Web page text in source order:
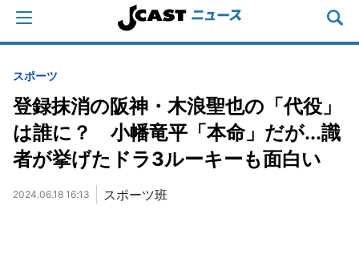
スポーツ
登録抹消の阪神・木浪聖也の「代役」
は誰に？ 小幡竜平「本命」だが...識
者が挙げたドラ3ルーキーも面白い
2024.06.18 16:13 スポーツ班